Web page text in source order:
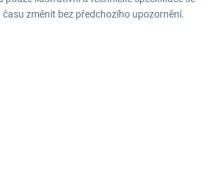
změnit bez předchozího upozornění.